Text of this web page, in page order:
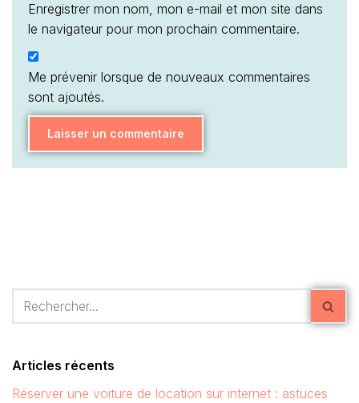
Enregistrer mon nom, mon e-mail et mon site dans
le navigateur pour mon prochain commentaire.
Me prévenir lorsque de nouveaux commentaires
sont ajoutés.
Articles récents
Réserver une voiture de location sur internet : astuces